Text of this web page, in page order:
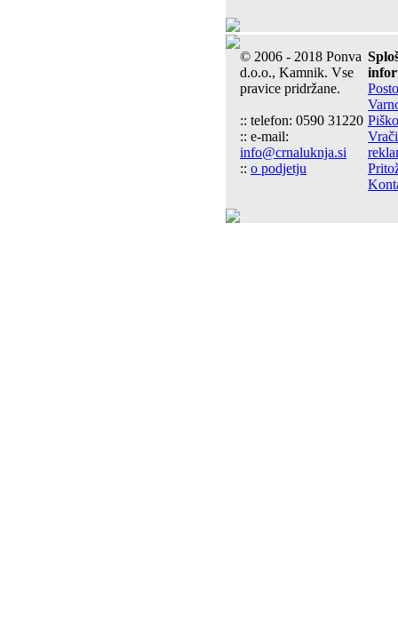
© 2006 - 2018 Ponva
d.o.o., Kamnik. Vse
pravice pridržane.
:: telefon: 0590 31220
:: e-mail:
info@crnaluknja.si
:: o podjetju